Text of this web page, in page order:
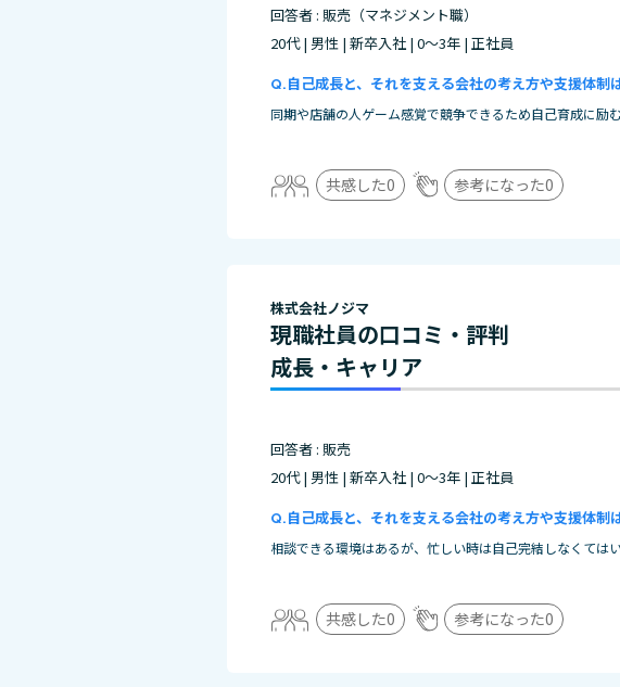
回答者 : 販売（マネジメント職）
20代 | 男性 | 新卒入社 | 0～3年 | 正社員
自己成長と、それを支える会社の考え方や支援体制
同期や店舗の人ゲーム感覚で競争できるため自己育成に励
共感した0 参考になった0
株式会社ノジマ
現職社員の口コミ・評判
成長・キャリア
回答者 : 販売
20代 | 男性 | 新卒入社 | 0～3年 | 正社員
自己成長と、それを支える会社の考え方や支援体制
相談できる環境はあるが、忙しい時は自己完結しなくては
共感した0 参考になった0